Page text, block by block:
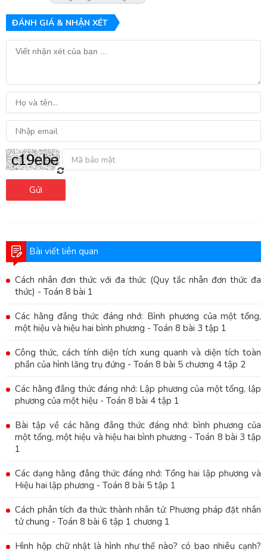
ĐÁNH GIÁ & NHẬN XÉT
Gửi
Bài viết liên quan
Cách nhân đơn thức với đa thức (Quy tắc nhân đơn thức đa
thức) - Toán 8 bài 1
Các hằng đẳng thức đáng nhớ: Bình phương của một tổng,
một hiệu và hiệu hai bình phương - Toán 8 bài 3 tập 1
Công thức, cách tính diện tích xung quanh và diện tích toàn
phần của hình lăng trụ đứng - Toán 8 bài 5 chương 4 tập 2
Các hằng đẳng thức đáng nhớ: Lập phương của một tổng, lập
phương của một hiệu - Toán 8 bài 4 tập 1
Bài tập về các hằng đẳng thức đáng nhớ: bình phương của
một tổng, một hiệu và hiệu hai bình phương - Toán 8 bài 3 tập
1
Các dạng hằng đẳng thức đáng nhớ: Tổng hai lập phương và
Hiệu hai lập phương - Toán 8 bài 5 tập 1
Cách phân tích đa thức thành nhân tử: Phương pháp đặt nhân
tử chung - Toán 8 bài 6 tập 1 chương 1
Hình hộp chữ nhật là hình như thế nào? có bao nhiêu cạnh?